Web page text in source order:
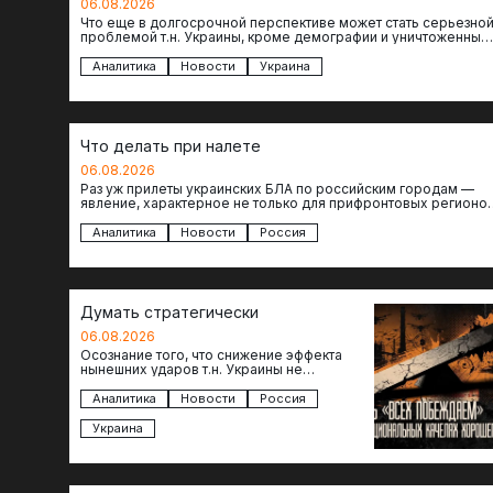
06.08.2026
Что еще в долгосрочной перспективе может стать серьезной
проблемой т.н. Украины, кроме демографии и уничтоженных
Аналитика Новости Украина
Что делать при налете
06.08.2026
Раз уж прилеты украинских БЛА по российским городам —
явление, характерное не только для прифронтовых
Аналитика Новости Россия
Думать стратегически
06.08.2026
Осознание того, что снижение эффекта
нынешних ударов т.н. Украины не
— повод задаться вопросом: что делать…
Аналитика Новости
Россия
Украина